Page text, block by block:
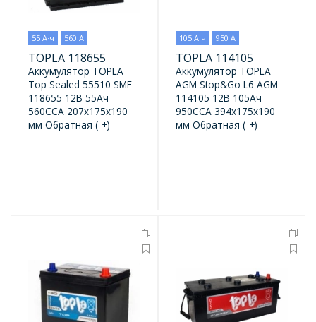
55 А·ч 560 А
TOPLA 118655
Аккумулятор TOPLA
Top Sealed 55510 SMF
118655 12В 55Ач
560CCA 207x175x190
мм Обратная (-+)
105 А·ч 950 А
TOPLA 114105
Аккумулятор TOPLA
AGM Stop&Go L6 AGM
114105 12В 105Ач
950CCA 394x175x190
мм Обратная (-+)